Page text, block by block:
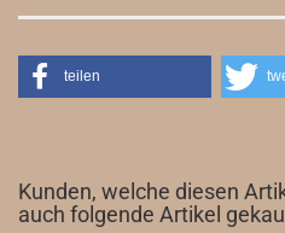
teilen
Kunden, welche diesen
auch folgende Artikel